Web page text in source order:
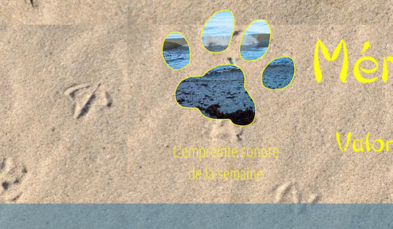
L'empreinte sonore
de la semaine